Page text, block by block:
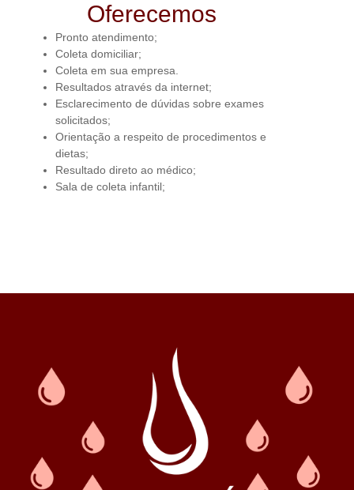
Oferecemos
Pronto atendimento;
Coleta domiciliar;
Coleta em sua empresa.
Resultados através da internet;
Esclarecimento de dúvidas sobre exames
solicitados;
Orientação a respeito de procedimentos e
dietas;
Resultado direto ao médico;
Sala de coleta infantil;